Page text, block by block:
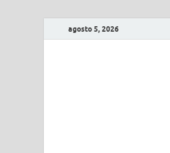
agosto 5, 2026